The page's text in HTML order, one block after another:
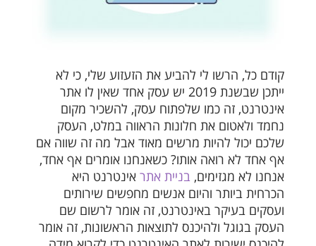
קודם כל, הרשו לי להביע את הזעזוע שלי, כי לא
ייתכן שבשנת 2019 יש עסק אחד שאין לו אתר
אינטרנט, זה כמו שלפתוח עסק, להשכיר מקום
נחמד ולאטום את חלונות הראווה במלט, העסק
שלכם יכול להיות מרשים מאוד אבל מה זה שווה אם
אף אחד לא רואה אותו? כשאנחנו אומרים אף אחד,
אנחנו לא מגזימים, בניית אתר אינטרנט היא
הכרחית ביותר והיום אנשים מחפשים שירותים
ועסקים בעיקר באינטרנט, זה אומר לרשום שם
העסק בגוגל ולהיכנס לתוצאות הראשונות, זה אומר